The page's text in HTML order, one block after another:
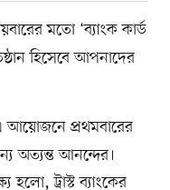
মতো ‘ব্যাংক কার্ড
হিসেবে আপনাদের
এ আয়োজনে প্রথমবারের
অত্যন্ত আনন্দের।
ট্রাস্ট ব্যাংকের